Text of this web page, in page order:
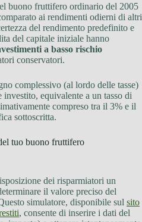
buono fruttifero ordinario del 2005
ai rendimenti odierni di altri
del rendimento predefinito e
del capitale iniziale hanno
a basso rischio
conservatori.
complessivo (al lordo delle tasse)
investito, equivalente a un tasso di
compreso tra il 3% e il
sottoscritta.
tuo buono fruttifero
dei risparmiatori un
il valore preciso del
simulatore, disponibile sul sito
, consente di inserire i dati del